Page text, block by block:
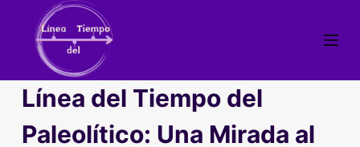
t
a
Línea del Tiempo del
Paleolítico: Una Mirada al